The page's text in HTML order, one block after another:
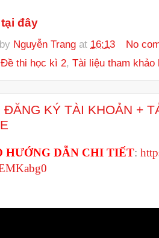
tại đây
Nguyễn Trang at 16:13
No
Đề thi học kì 2, Tài liệu tham khảo
ĐĂNG KÝ TÀI KHOẢN +
HƯỚNG DẪN CHI TIẾT: